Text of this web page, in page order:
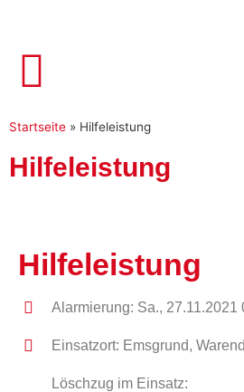
Startseite » Hilfeleistung
Hilfeleistung
Hilfeleistung
Alarmierung: Sa., 27.11.2021
Einsatzort: Emsgrund,
Löschzug im Einsatz: